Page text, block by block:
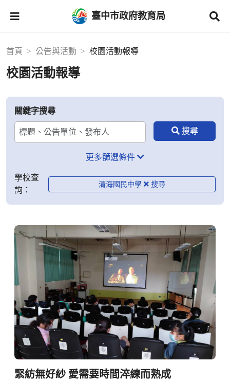
臺中市政府教育局
首頁 公告與活動 校園活動報導
校園活動報導
關鍵字搜尋
更多篩選條件
學校查
詢：
清海國民中學
緊紡無好紗 愛需要時間淬練而熟成